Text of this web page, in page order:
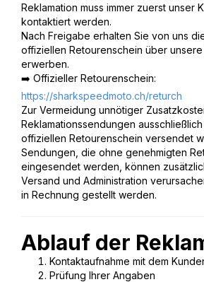
Reklamation muss immer zuerst unser
kontaktiert werden.
Nach Freigabe erhalten Sie von uns
offiziellen Retourenschein über
erwerben.
➡️ Offizieller Retourenschein:
https://sharkspeedmoto.ch/returch
Zur Vermeidung unnötiger
Reklamationssendungen
offiziellen Retourenschein versendet
Sendungen, die ohne genehmigten
eingesendet werden, können
Versand und Administration
in Rechnung gestellt werden.
Ablauf der
Kontaktaufnahme mit dem
Prüfung Ihrer Angaben